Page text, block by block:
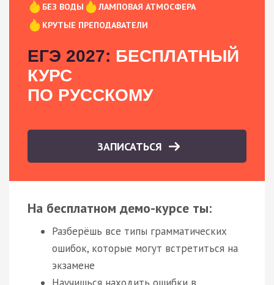
БЕЗ ВОДЫ
ЛАМПОВАЯ АТМОСФЕРА
КРУТЫЕ ПРЕПОДАВАТЕЛИ
ЕГЭ 2027: БЕСПЛАТНЫЙ
КУРС
ПО РУССКОМУ
ЗАПИСАТЬСЯ
На бесплатном демо-курсе ты:
Разберёшь все типы грамматических
ошибок, которые могут встретиться на
экзамене